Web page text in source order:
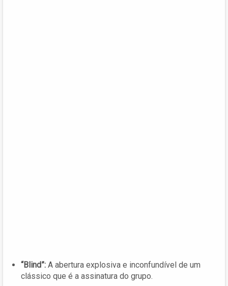
“Blind”: A abertura explosiva e inconfundível de um
clássico que é a assinatura do grupo.